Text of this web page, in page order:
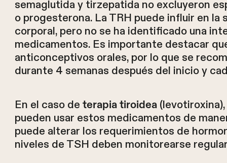
semaglutida y tirzepatida no excluyeron
o progesterona. La TRH puede influir en
corporal, pero no se ha identificado una
medicamentos. Es importante destacar
anticonceptivos orales, por lo que se
durante 4 semanas después del inicio y
En el caso de terapia tiroidea
pueden usar estos medicamentos de
puede alterar los requerimientos de
niveles de TSH deben monitorearse